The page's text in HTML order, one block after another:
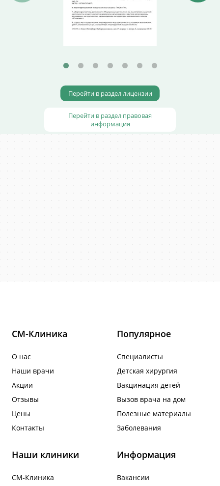
Перейти в раздел лицензии
Перейти в раздел правовая
информация
СМ-Клиника
О нас
Наши врачи
Акции
Отзывы
Цены
Контакты
Популярное
Специалисты
Детская хирургия
Вакцинация детей
Вызов врача на дом
Полезные материалы
Заболевания
Наши клиники
СМ-Клиника
Информация
Вакансии